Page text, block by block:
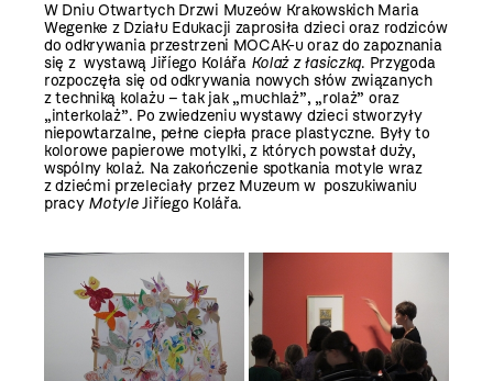
W Dniu Otwartych Drzwi Muzeów Krakowskich Maria
Wegenke z Działu Edukacji zaprosiła dzieci oraz rodziców
do odkrywania przestrzeni MOCAK-u oraz do zapoznania
się z wystawą Jiříego Kolářa Kolaż z łasiczką. Przygoda
rozpoczęła się od odkrywania nowych słów związanych
z techniką kolażu – tak jak „muchlaż”, „rolaż” oraz
„interkolaż”. Po zwiedzeniu wystawy dzieci stworzyły
niepowtarzalne, pełne ciepła prace plastyczne. Były to
kolorowe papierowe motylki, z których powstał duży,
wspólny kolaż. Na zakończenie spotkania motyle wraz
z dziećmi przeleciały przez Muzeum w poszukiwaniu
pracy MotyleJiříego Kolářa.